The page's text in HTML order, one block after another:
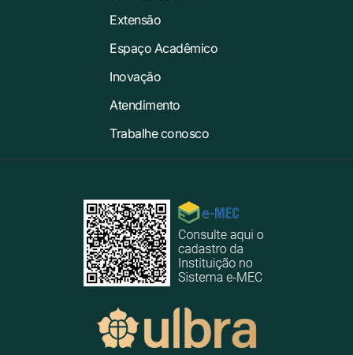
Extensão
Espaço Acadêmico
Inovação
Atendimento
Trabalhe conosco